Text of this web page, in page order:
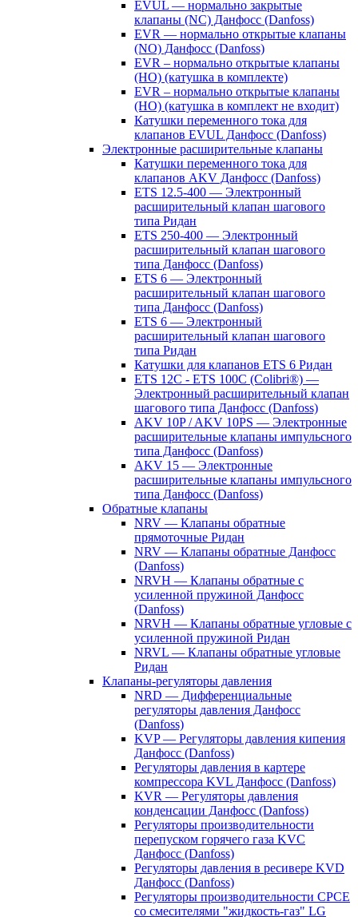
EVUL — нормально закрытые
клапаны (NC) Данфосс (Danfoss)
EVR — нормально открытые клапаны
(NO) Данфосс (Danfoss)
EVR – нормально открытые клапаны
(НО) (катушка в комплекте)
EVR – нормально открытые клапаны
(НО) (катушка в комплект не входит)
Катушки переменного тока для
клапанов EVUL Данфосс (Danfoss)
Электронные расширительные клапаны
Катушки переменного тока для
клапанов AKV Данфосс (Danfoss)
ETS 12.5-400 — Электронный
расширительный клапан шагового
типа Ридан
ETS 250-400 — Электронный
расширительный клапан шагового
типа Данфосс (Danfoss)
ETS 6 — Электронный
расширительный клапан шагового
типа Данфосс (Danfoss)
ETS 6 — Электронный
расширительный клапан шагового
типа Ридан
Катушки для клапанов ETS 6 Ридан
ETS 12C - ETS 100C (Colibri®) —
Электронный расширительный клапан
шагового типа Данфосс (Danfoss)
AKV 10P / AKV 10PS — Электронные
расширительные клапаны импульсного
типа Данфосс (Danfoss)
AKV 15 — Электронные
расширительные клапаны импульсного
типа Данфосс (Danfoss)
Обратные клапаны
NRV — Клапаны обратные
прямоточные Ридан
NRV — Клапаны обратные Данфосс
(Danfoss)
NRVH — Клапаны обратные с
усиленной пружиной Данфосс
(Danfoss)
NRVH — Клапаны обратные угловые с
усиленной пружиной Ридан
NRVL — Клапаны обратные угловые
Ридан
Клапаны-регуляторы давления
NRD — Дифференциальные
регуляторы давления Данфосс
(Danfoss)
KVP — Регуляторы давления кипения
Данфосс (Danfoss)
Регуляторы давления в картере
компрессора KVL Данфосс (Danfoss)
KVR — Регуляторы давления
конденсации Данфосс (Danfoss)
Регуляторы производительности
перепуском горячего газа KVC
Данфосс (Danfoss)
Регуляторы давления в ресивере KVD
Данфосс (Danfoss)
Регуляторы производительности CPCE
со смесителями "жидкость-газ" LG